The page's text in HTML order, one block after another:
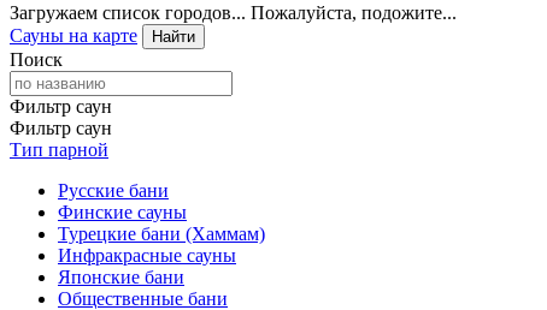
Загружаем список городов... Пожалуйста, подожите...
Сауны на карте
Найти
Поиск
Фильтр саун
Фильтр саун
Тип парной
Русские бани
Финские сауны
Турецкие бани (Хаммам)
Инфракрасные сауны
Японские бани
Общественные бани